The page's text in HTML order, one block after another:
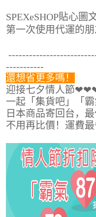
SPEXeSHOP貼心圖
第一次使用代運的
-----------
還想省更多嗎！
迎接七夕情人節
一起「集貨吧」「霸
日本商品寄回台，
不用再比價！運費最